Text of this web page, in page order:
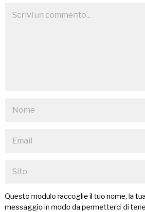
Questo modulo raccoglie il tuo nome, la
messaggio in modo da permetterci di